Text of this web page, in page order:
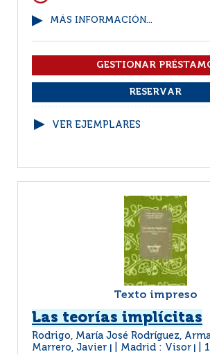
MÁS INFORMACIÓN...
VER EJEMPLARES
Texto impreso
Las teorías implícitas
Rodrigo, María José Rodríguez,
Marrero, Javier
Madrid : Visor